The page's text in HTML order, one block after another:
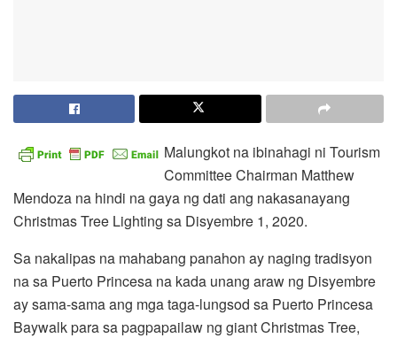
Malungkot na ibinahagi ni Tourism
Committee Chairman Matthew
Mendoza na hindi na gaya ng dati ang nakasanayang
Christmas Tree Lighting sa Disyembre 1, 2020.
Sa nakalipas na mahabang panahon ay naging tradisyon
na sa Puerto Princesa na kada unang araw ng Disyembre
ay sama-sama ang mga taga-lungsod sa Puerto Princesa
Baywalk para sa pagpapailaw ng giant Christmas Tree,